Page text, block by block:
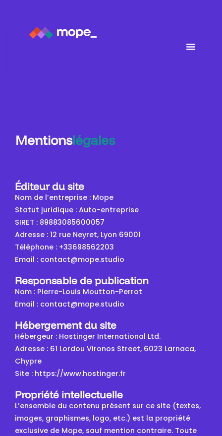
Mentionslégales
Éditeur du site
Nom de l’entreprise : Mope
Statut juridique : Auto-entreprise
SIRET : 89883085600057
Adresse : 12 rue Neyret, Lyon 69001
Téléphone : +33698562203
Email : contact@mope.studio
Responsable de publication
Nom : Pierre-Louis Moutton-Perrot
Email : contact@mope.studio
Hébergement du site
Hébergeur : Hostinger International Ltd.
Adresse : 61 Lordou Vironos Street, 6023 Larnaca,
Chypre
Site : https://www.hostinger.fr
Propriété intellectuelle
L’ensemble du contenu présent sur ce site (textes,
images, graphismes, logo, etc.) est la propriété
exclusive de Mope, sauf mention contraire. Toute